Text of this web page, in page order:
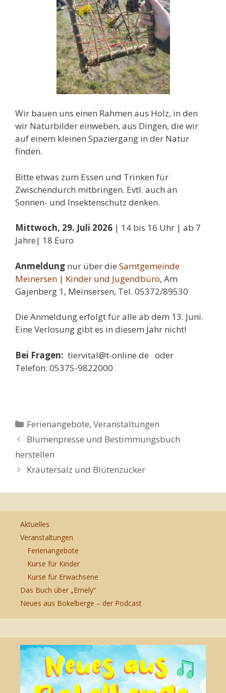
Wir bauen uns einen Rahmen aus Holz, in den
wir Naturbilder einweben, aus Dingen, die wir
auf einem kleinen Spaziergang in der Natur
finden.
Bitte etwas zum Essen und Trinken für
Zwischendurch mitbringen. Evtl. auch an
Sonnen- und Insektenschutz denken.
Mittwoch, 29. Juli 2026 | 14 bis 16 Uhr | ab 7
Jahre| 18 Euro
Anmeldung nur über die Samtgemeinde
Meinersen | Kinder und Jugendbüro, Am
Gajenberg 1, Meinsersen, Tel. 05372/89530
Die Anmeldung erfolgt für alle ab dem 13. Juni.
Eine Verlosung gibt es in diesem Jahr nicht!
Bei Fragen: tiervital@t-online.de oder
Telefon: 05375-9822000
Kategorien
Ferienangebote,Veranstaltungen
Blumenpresse und Bestimmungsbuch
herstellen
Kräutersalz und Blütenzucker
Aktuelles
Veranstaltungen
Ferienangebote
Kurse für Kinder
Kurse für Erwachsene
Das Buch über „Emely“
Neues aus Bokelberge – der Podcast